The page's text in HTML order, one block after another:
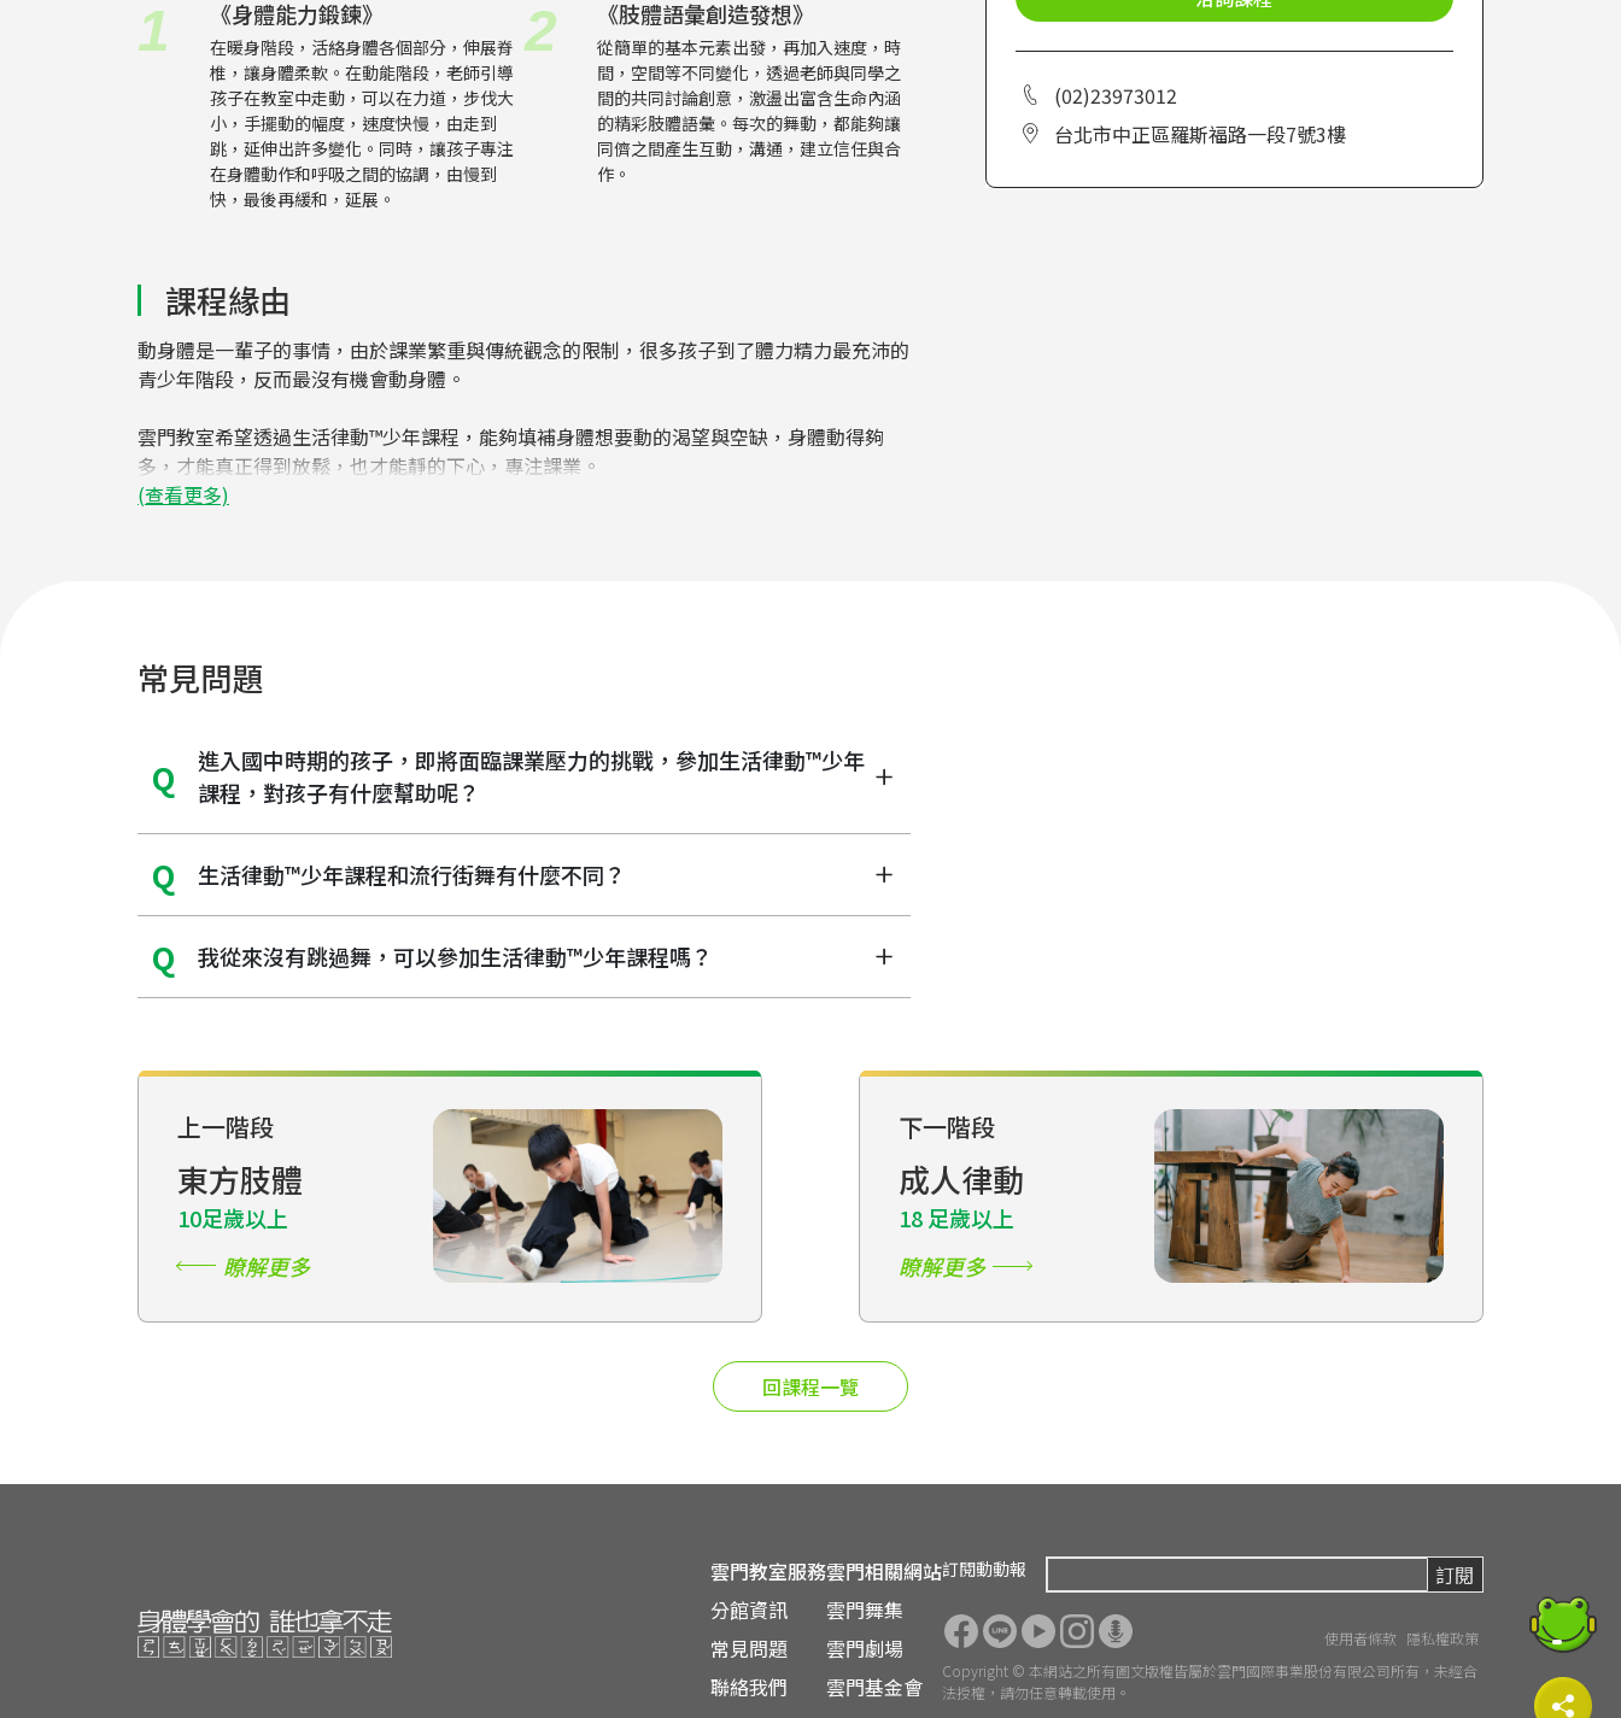
1 《身體能力鍛鍊》
在暖身階段，活絡身體各個部分，伸展脊
椎，讓身體柔軟。在動能階段，老師引導
孩子在教室中走動，可以在力道，步伐大
小，手擺動的幅度，速度快慢，由走到
跳，延伸出許多變化。同時，讓孩子專注
在身體動作和呼吸之間的協調，由慢到
快，最後再緩和，延展。
2 《肢體語彙創造發想》
從簡單的基本元素出發，再加入速度，時
間，空間等不同變化，透過老師與同學之
間的共同討論創意，激盪出富含生命內涵
的精彩肢體語彙。每次的舞動，都能夠讓
同儕之間產生互動，溝通，建立信任與合
作。
課程緣由
動身體是一輩子的事情，由於課業繁重與傳統觀念的限制，很多孩子到了體力精力最充沛的
青少年階段，反而最沒有機會動身體。
雲門教室希望透過生活律動™少年課程，能夠填補身體想要動的渴望與空缺，身體動得夠
多，才能真正得到放鬆，也才能靜的下心，專注課業。
(查看更多)
(02)23973012
台北市中正區羅斯福路一段7號3樓
常見問題
進入國中時期的孩子，即將面臨課業壓力的挑戰，參加生活律動™少年
課程，對孩子有什麼幫助呢？
生活律動™少年課程和流行街舞有什麼不同？
我從來沒有跳過舞，可以參加生活律動™少年課程嗎？
上一階段
東方肢體
10足歲以上
瞭解更多
下一階段
成人律動
18 足歲以上
瞭解更多
回課程一覽
雲門教室服務
分館資訊
常見問題
聯絡我們
雲門相關網站
雲門舞集
雲門劇場
雲門基金會
訂閱動動報 訂閱
使用者條款 隱私權政策
Copyright © 本網站之所有圖文版權皆屬於雲門國際事業股份有限公司所有，未經合
法授權，請勿任意轉載使用。